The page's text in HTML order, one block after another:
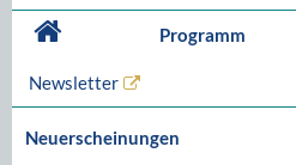
Programm
Newsletter
Neuerscheinungen